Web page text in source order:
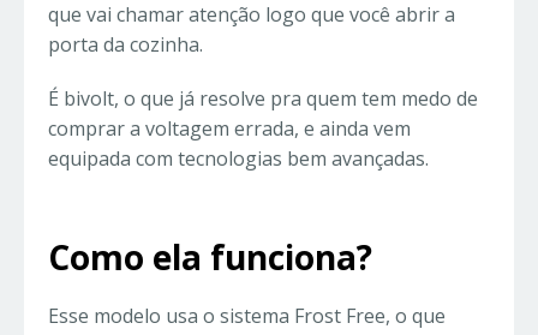
que vai chamar atenção logo que você abrir a
porta da cozinha.
É bivolt, o que já resolve pra quem tem medo de
comprar a voltagem errada, e ainda vem
equipada com tecnologias bem avançadas.
Como ela funciona?
Esse modelo usa o sistema Frost Free, o que